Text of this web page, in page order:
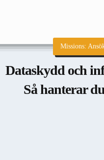
Missions:
Dataskydd och
Så hanterar